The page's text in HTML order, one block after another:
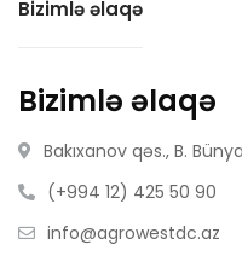
Bizimlə əlaqə
Bizimlə əlaqə
Bakıxanov qəs., B.
(+994 12) 425 50 90
info@agrowestdc.az